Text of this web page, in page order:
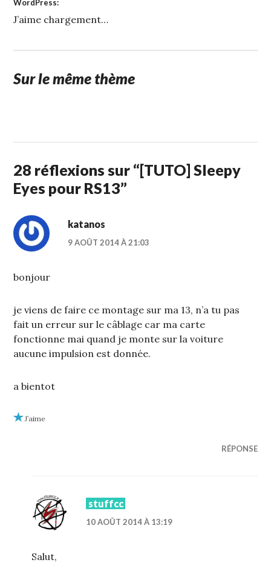
WordPress:
J’aime chargement…
Sur le même thème
2012
28 réflexions sur “[TUTO] Sleepy
Eyes pour RS13”
katanos
9 AOÛT 2014 À 21:03
bonjour
je viens de faire ce montage sur ma 13, n’a tu pas
fait un erreur sur le câblage car ma carte
fonctionne mai quand je monte sur la voiture
aucune impulsion est donnée.
a bientot
J’aime
RÉPONSE
stuffcc
10 AOÛT 2014 À 13:19
Salut,